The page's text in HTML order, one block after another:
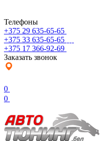
Телефоны
+375 29 635-65-65
+375 33 635-65-65
+375 17 366-92-69
Заказать звонок
0
0